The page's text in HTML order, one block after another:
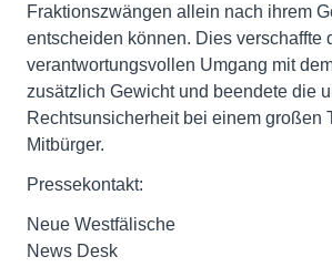
Fraktionszwängen allein nach ihrem
entscheiden können. Dies verschaffte
verantwortungsvollen Umgang mit
zusätzlich Gewicht und beendete die
Rechtsunsicherheit bei einem großen
Mitbürger.
Pressekontakt:
Neue Westfälische
News Desk